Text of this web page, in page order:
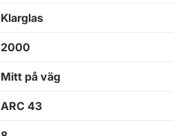
Klarglas
2000
Mitt på väg
ARC 43